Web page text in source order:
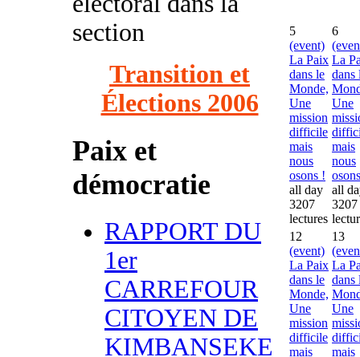
section
Transition et
Élections 2006
Paix et
démocratie
RAPPORT DU
1er
CARREFOUR
CITOYEN DE
KIMBANSEKE
5
(event)
La Paix
dans le
Monde,
Une
mission
difficile
mais
nous
osons !
all day
3207
lectures
6
La
dans
Une
mais
nous
all
3207
12
(event)
La Paix
dans le
Monde,
Une
mission
difficile
mais
13
La
dans
Une
mais